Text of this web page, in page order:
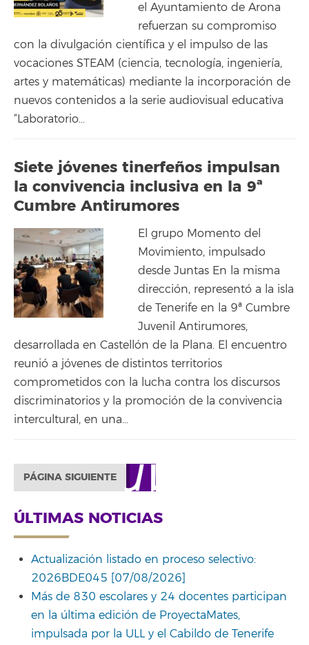
el Ayuntamiento de Arona
refuerzan su compromiso
con la divulgación científica y el impulso de las
vocaciones STEAM (ciencia, tecnología, ingeniería,
artes y matemáticas) mediante la incorporación de
nuevos contenidos a la serie audiovisual educativa
“Laboratorio…
Siete jóvenes tinerfeños impulsan
la convivencia inclusiva en la 9ª
Cumbre Antirumores
El grupo Momento del
Movimiento, impulsado
desde Juntas En la misma
dirección, representó a la isla
de Tenerife en la 9ª Cumbre
Juvenil Antirumores,
desarrollada en Castellón de la Plana. El encuentro
reunió a jóvenes de distintos territorios
comprometidos con la lucha contra los discursos
discriminatorios y la promoción de la convivencia
intercultural, en una…
PÁGINA SIGUIENTE
ÚLTIMAS NOTICIAS
Actualización listado en proceso selectivo:
2026BDE045 [07/08/2026]
Más de 830 escolares y 24 docentes participan
en la última edición de ProyectaMates,
impulsada por la ULL y el Cabildo de Tenerife